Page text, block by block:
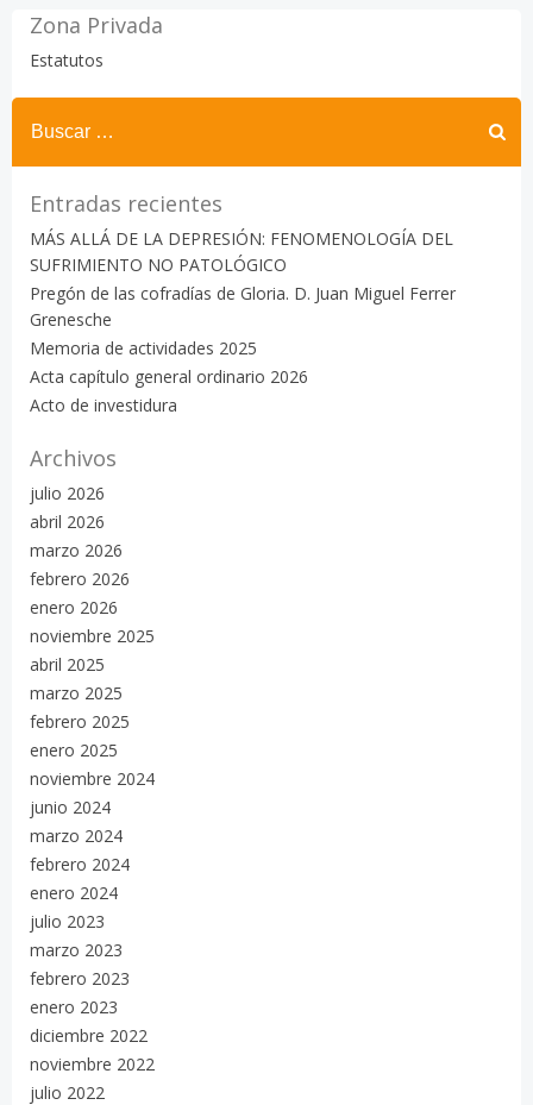
Zona Privada
Estatutos
Buscar:
Entradas recientes
MÁS ALLÁ DE LA DEPRESIÓN: FENOMENOLOGÍA DEL
SUFRIMIENTO NO PATOLÓGICO
Pregón de las cofradías de Gloria. D. Juan Miguel Ferrer
Grenesche
Memoria de actividades 2025
Acta capítulo general ordinario 2026
Acto de investidura
Archivos
julio 2026
abril 2026
marzo 2026
febrero 2026
enero 2026
noviembre 2025
abril 2025
marzo 2025
febrero 2025
enero 2025
noviembre 2024
junio 2024
marzo 2024
febrero 2024
enero 2024
julio 2023
marzo 2023
febrero 2023
enero 2023
diciembre 2022
noviembre 2022
julio 2022